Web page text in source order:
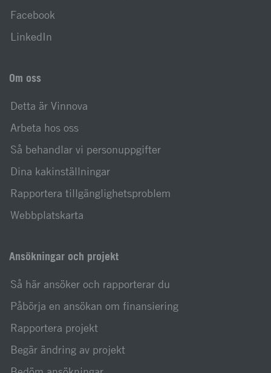
Facebook
LinkedIn
Om oss
Detta är Vinnova
Arbeta hos oss
Så behandlar vi personuppgifter
Dina kakinställningar
Rapportera tillgänglighetsproblem
Webbplatskarta
Ansökningar och projekt
Så här ansöker och rapporterar du
Påbörja en ansökan om finansiering
Rapportera projekt
Begär ändring av projekt